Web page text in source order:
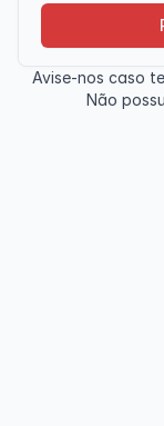
Avise-nos caso
Não